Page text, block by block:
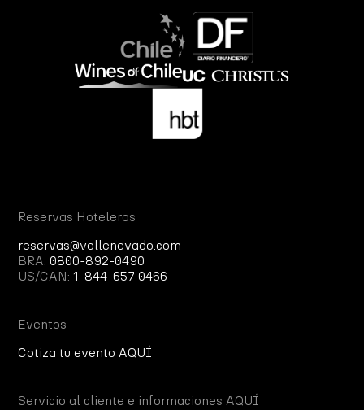
Reservas Hoteleras
reservas@vallenevado.com
BRA:0800-892-0490
US/CAN:1-844-657-0466
Eventos
Cotiza tu evento AQUÍ
Servicio al cliente e informaciones AQUÍ